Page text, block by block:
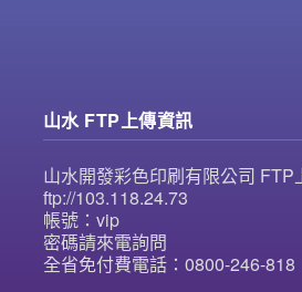
山水 FTP上傳資訊
山水開發彩色印刷有限公司 FTP
ftp://103.118.24.73
帳號：vip
密碼請來電詢問
全省免付費電話：0800-246-818